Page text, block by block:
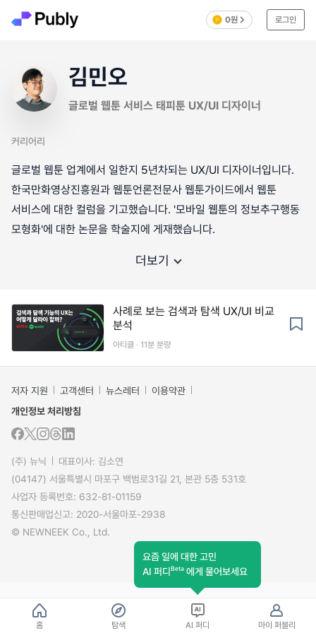
0원 로그인
김민오
글로벌 웹툰 서비스 태피툰 UX/UI 디자이너
커리어리
글로벌 웹툰 업계에서 일한지 5년차되는 UX/UI 디자이너입니다.
한국만화영상진흥원과 웹툰언론전문사 웹툰가이드에서 웹툰
서비스에 대한 컬럼을 기고했습니다. '모바일 웹툰의 정보추구행동
모형화'에 대한 논문을 학술지에 게재했습니다.
더보기
사례로 보는 검색과 탐색 UX/UI 비교
분석
아티클 · 11분 분량
저자 지원 고객센터 뉴스레터
이용약관
개인정보 처리방침
(주) 뉴닉
대표이사: 김소연
(04147) 서울특별시 마포구 백범로31길 21, 본관 5층 531호
사업자 등록번호: 632-81-01159
통신판매업신고: 2020-서울마포-2938
© NEWNEEK Co., Ltd.
홈 탐색
요즘 일에 대한 고민
AI 퍼디Beta 에게 물어보세요
AI 퍼디 마이 퍼블리